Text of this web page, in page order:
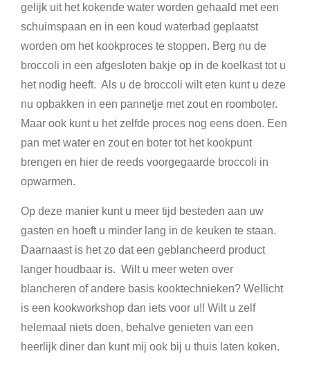
gelijk uit het kokende water worden gehaald met een
schuimspaan en in een koud waterbad geplaatst
worden om het kookproces te stoppen. Berg nu de
broccoli in een afgesloten bakje op in de koelkast tot u
het nodig heeft. Als u de broccoli wilt eten kunt u deze
nu opbakken in een pannetje met zout en roomboter.
Maar ook kunt u het zelfde proces nog eens doen. Een
pan met water en zout en boter tot het kookpunt
brengen en hier de reeds voorgegaarde broccoli in
opwarmen.
Op deze manier kunt u meer tijd besteden aan uw
gasten en hoeft u minder lang in de keuken te staan.
Daarnaast is het zo dat een geblancheerd product
langer houdbaar is. Wilt u meer weten over
blancheren of andere basis kooktechnieken? Wellicht
is een kookworkshop dan iets voor u!! Wilt u zelf
helemaal niets doen, behalve genieten van een
heerlijk diner dan kunt mij ook bij u thuis laten koken.